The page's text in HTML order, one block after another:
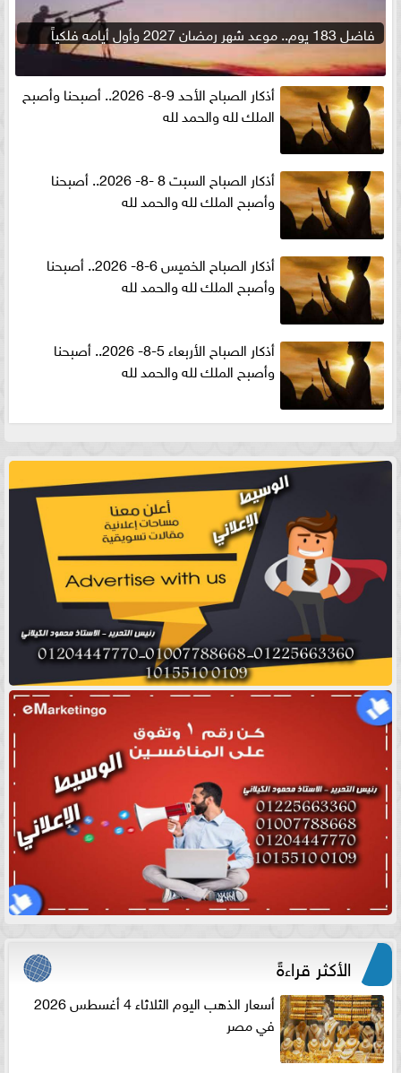
فاضل 183 يوم.. موعد شهر رمضان 2027 وأول أيامه فلكياً
أذكار الصباح الأحد 9-8- 2026.. أصبحنا وأصبح
الملك لله والحمد لله
أذكار الصباح السبت 8 -8- 2026.. أصبحنا
وأصبح الملك لله والحمد لله
أذكار الصباح الخميس 6-8- 2026.. أصبحنا
وأصبح الملك لله والحمد لله
أذكار الصباح الأربعاء 5-8- 2026.. أصبحنا
وأصبح الملك لله والحمد لله
الأكثر قراءةً
أسعار الذهب اليوم الثلاثاء 4 أغسطس 2026
في مصر